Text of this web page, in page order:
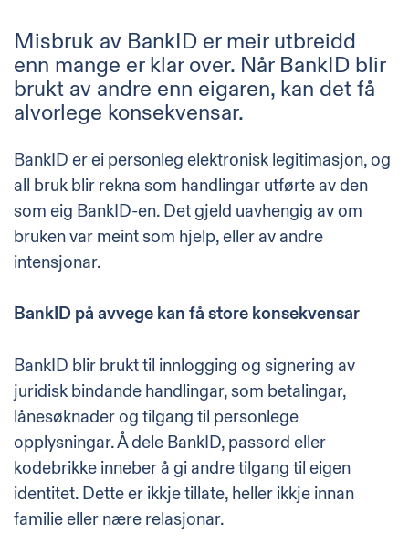
Misbruk av BankID er meir utbreidd
enn mange er klar over. Når BankID blir
brukt av andre enn eigaren, kan det få
alvorlege konsekvensar.
BankID er ei personleg elektronisk legitimasjon, og
all bruk blir rekna som handlingar utførte av den
som eig BankID-en. Det gjeld uavhengig av om
bruken var meint som hjelp, eller av andre
intensjonar.
BankID på avvege kan få store konsekvensar
BankID blir brukt til innlogging og signering av
juridisk bindande handlingar, som betalingar,
lånesøknader og tilgang til personlege
opplysningar. Å dele BankID, passord eller
kodebrikke inneber å gi andre tilgang til eigen
identitet. Dette er ikkje tillate, heller ikkje innan
familie eller nære relasjonar.